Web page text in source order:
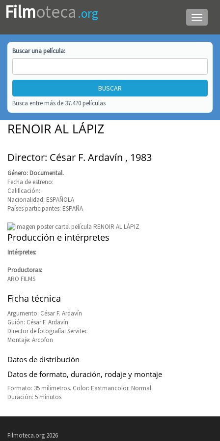
Menú
de
Filmoteca .org
Buscar unapelícula:
Busca entre más de 37.470 películas
RENOIR AL LÁPIZ
Director: César F. Ardavín , 1983
Género: Documental.
Fecha de estreno:
Calificación:
Nacionalidad: ESPAÑOLA
Países participantes: ESPAÑA
Producción e intérpretes
Intérpretes:
Productoras:
ARO FILMS
Ficha técnica
Argumento: César F. Ardavín
Guión: César F. Ardavín
Director de fotografía: Servitec
Montaje: Arcofon
Datos de distribución
Datos de formato, duración, rodaje y montaje
Formato: 35 milimetros. Color: Eastmancolor. Normal.
Duración: 5 minutos
Filmoteca.org 2026